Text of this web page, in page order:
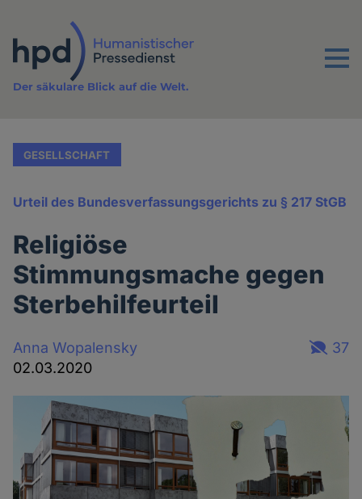
Inhalt
Menu
Der säkulare Blick auf die Welt.
GESELLSCHAFT
Urteil des Bundesverfassungsgerichts zu § 217 StGB
Religiöse
Stimmungsmache gegen
Sterbehilfeurteil
Anna Wopalensky
02.03.2020
37